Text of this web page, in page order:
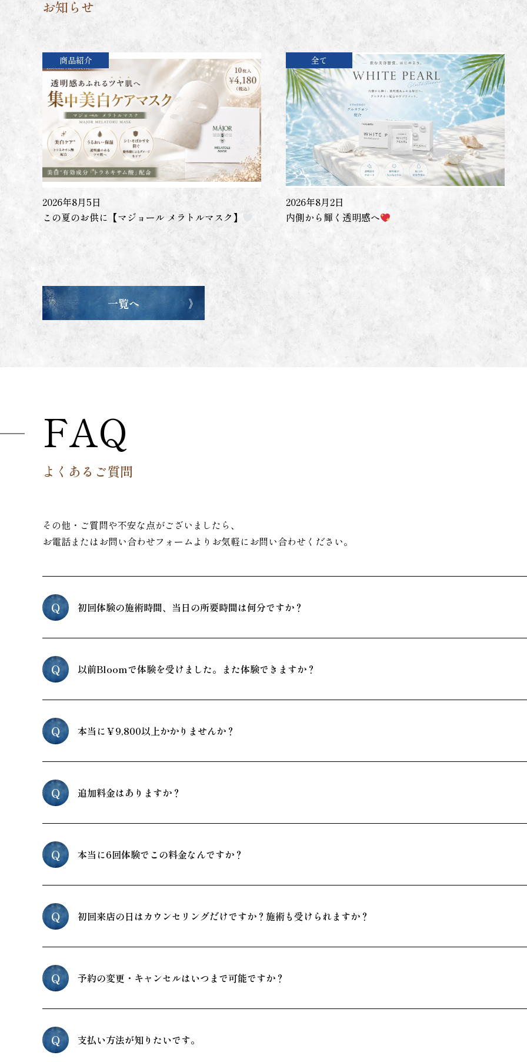
お知らせ
商品紹介
2026年8月5日
この夏のお供に【マジョール メラトルマスク】
全て
2026年8月2日
内側から輝く透明感へ
一覧へ
FAQ
よくあるご質問
その他・ご質問や不安な点がございましたら、
お電話またはお問い合わせフォームよりお気軽にお問い合わせください。
Q 初回体験の施術時間、当日の所要時間は何分ですか？
Q 以前Bloomで体験を受けました。また体験できますか？
Q 本当に￥9,800以上かかりませんか？
Q 追加料金はありますか？
Q 本当に6回体験でこの料金なんですか？
Q 初回来店の日はカウンセリングだけですか？施術も受けられますか？
Q 予約の変更・キャンセルはいつまで可能ですか？
Q 支払い方法が知りたいです。